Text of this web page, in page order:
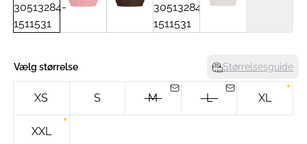
Vælg størrelse Størrelsesguide
XS S M L XL
XXL